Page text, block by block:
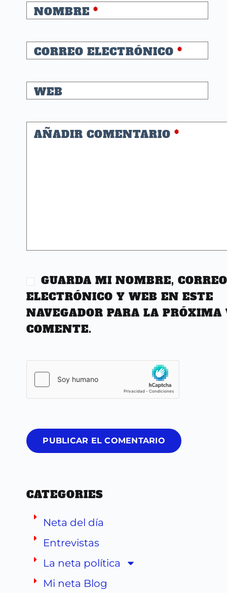
NOMBRE *
CORREO ELECTRÓNICO *
WEB
AÑADIR COMENTARIO *
GUARDA MI NOMBRE, CORREO
ELECTRÓNICO Y WEB EN ESTE
NAVEGADOR PARA LA PRÓXIMA
COMENTE.
PUBLICAR EL COMENTARIO
CATEGORIES
Neta del día
Entrevistas
La neta política
Mi neta Blog